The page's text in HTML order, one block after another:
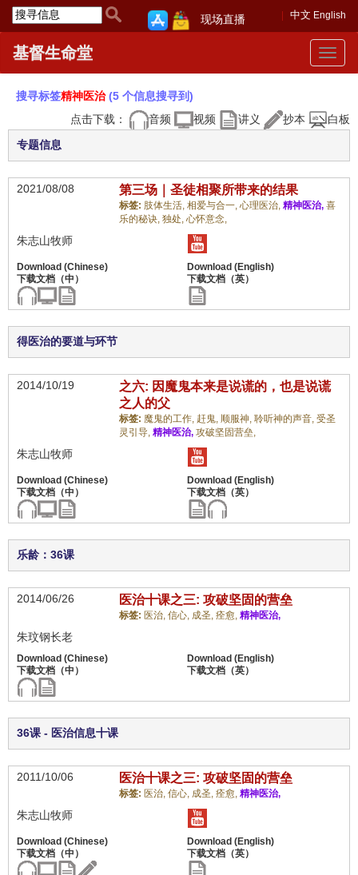
中文 English
现场直播
Toggle
基督生命堂
搜寻标签精神医治(5 个信息搜寻到)
点击下载：
音频 视频 讲义 抄本 白板
专题信息
2021/08/08 第三场｜圣徒相聚所带来的结果
标签: 肢体生活, 相爱与合一, 心理医治, 精神医治, 喜
乐的秘诀, 独处, 心怀意念,
朱志山牧师
得医治的要道与环节
2014/10/19
之六: 因魔鬼本来是说谎的，也是说谎
之人的父
标签: 魔鬼的工作, 赶鬼, 顺服神, 聆听神的声音, 受圣
灵引导, 精神医治, 攻破坚固营垒,
朱志山牧师
乐龄：36课
2014/06/26 医治十课之三: 攻破坚固的营垒
标签: 医治, 信心, 成圣, 痊愈, 精神医治,
朱玟钢长老
36课 - 医治信息十课
2011/10/06 医治十课之三: 攻破坚固的营垒
标签: 医治, 信心, 成圣, 痊愈, 精神医治,
朱志山牧师